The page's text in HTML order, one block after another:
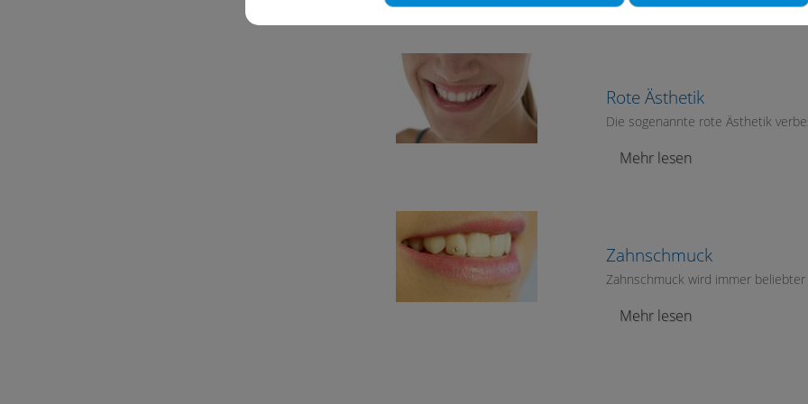
Rote Ästhetik
Die sogenannte rote Ästhetik
Mehr lesen
Zahnschmuck
Zahnschmuck wird immer
Mehr lesen